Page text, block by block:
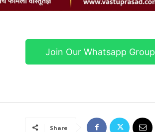
Join Our Whatsapp Group
Share